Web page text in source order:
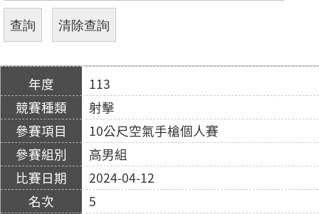
113
射擊
10公尺空氣手槍個人賽
高男組
2024-04-12
5